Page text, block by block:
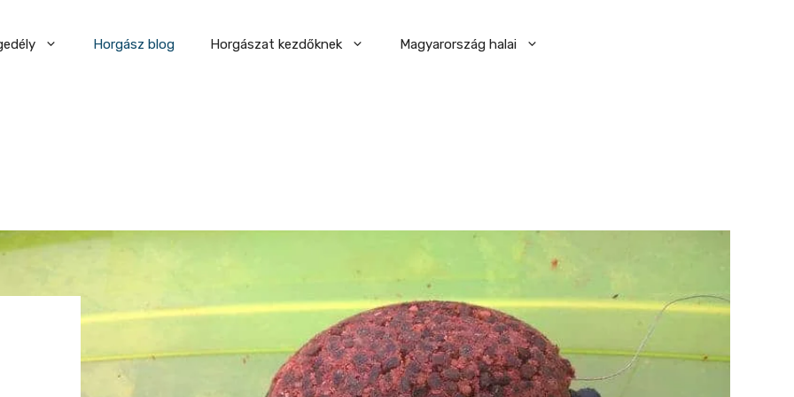
Horgász blog Horgászat kezdőknek Magyarország halai